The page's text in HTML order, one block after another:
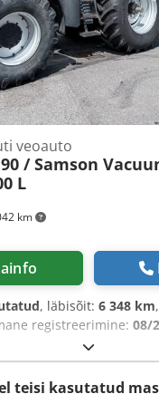
km
veoauto
/ Samson
L
, läbisõit: 6 348 km
registreerimine: 08/
teisi kasutatud